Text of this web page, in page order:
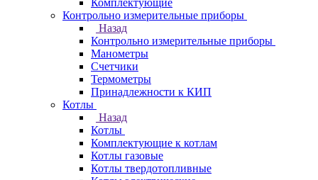
Комплектующие
Контрольно измерительные приборы
Назад
Контрольно измерительные приборы
Манометры
Счетчики
Термометры
Принадлежности к КИП
Котлы
Назад
Котлы
Комплектующие к котлам
Котлы газовые
Котлы твердотопливные